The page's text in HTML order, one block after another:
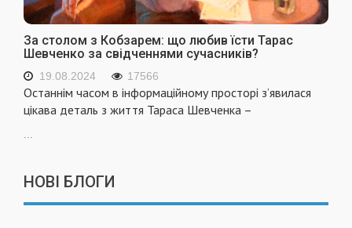
За столом з Кобзарем: що любив їсти Тарас
Шевченко за свідченнями сучасників?
19.08.2024 17566
Останнім часом в інформаційному просторі з’явилася
цікава деталь з життя Тараса Шевченка –
...
НОВІ БЛОГИ